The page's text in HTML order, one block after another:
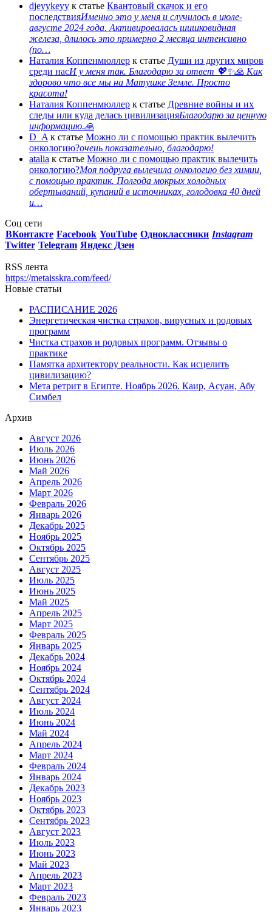
djeyykeyy к статье Квантовый скачок и его
последствияИменно это у меня и случилось в июле-
августе 2024 года. Активировалась шишковидная
железа, длилось это примерно 2 месяца интенсивно
(по…
Наталия Коппенмюллер к статье Души из других миров
среди насИ у меня так. Благодарю за ответ 💖✨️🙏 Как
здорово что все мы на Матушке Земле. Просто
красота!
Наталия Коппенмюллер к статье Древние войны и их
следы или куда делась цивилизацияБлагодарю за ценную
информацию.🙏
D_A к статье Можно ли с помощью практик вылечить
онкологию?очень показательно, благодарю!
atalia к статье Можно ли с помощью практик вылечить
онкологию?Моя подруга вылечила онкологию без химии,
с помощью практик. Полгода мокрых холодных
обертываний, купаний в источниках, голодовка 40 дней
и…
Соц сети
ВКонтакте Facebook YouTube Одноклассники Instagram
Twitter Telegram Яндекс Дзен
RSS лента
https://metaisskra.com/feed/
Новые статьи
РАСПИСАНИЕ 2026
Энергетическая чистка страхов, вирусных и родовых
программ
Чистка страхов и родовых программ. Отзывы о
практике
Памятка архитектору реальности. Как исцелить
цивилизацию?
Мета ретрит в Египте. Ноябрь 2026. Каир, Асуан, Абу
Симбел
Архив
Август 2026
Июль 2026
Июнь 2026
Май 2026
Апрель 2026
Март 2026
Февраль 2026
Январь 2026
Декабрь 2025
Ноябрь 2025
Октябрь 2025
Сентябрь 2025
Август 2025
Июль 2025
Июнь 2025
Май 2025
Апрель 2025
Март 2025
Февраль 2025
Январь 2025
Декабрь 2024
Ноябрь 2024
Октябрь 2024
Сентябрь 2024
Август 2024
Июль 2024
Июнь 2024
Май 2024
Апрель 2024
Март 2024
Февраль 2024
Январь 2024
Декабрь 2023
Ноябрь 2023
Октябрь 2023
Сентябрь 2023
Август 2023
Июль 2023
Июнь 2023
Май 2023
Апрель 2023
Март 2023
Февраль 2023
Январь 2023